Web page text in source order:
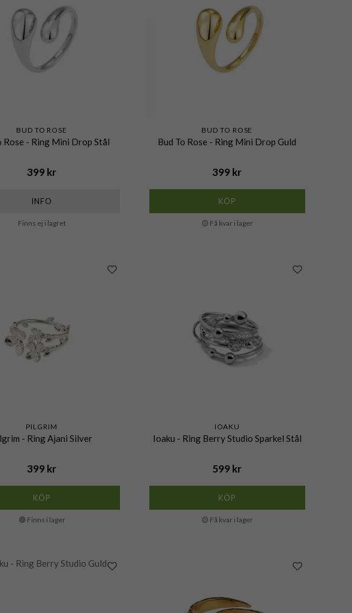
BUD TO ROSE
Rose - Ring Mini Drop Stål
399 kr
INFO
Finns ej i lagret
BUD TO ROSE
Bud To Rose - Ring Mini Drop Guld
399 kr
KÖP
🟡 Få kvar i lager
PILGRIM
- Ring Ajani Silver
399 kr
KÖP
🟢 Finns i lager
IOAKU
Ioaku - Ring Berry Studio Sparkel Stål
599 kr
KÖP
🟡 Få kvar i lager